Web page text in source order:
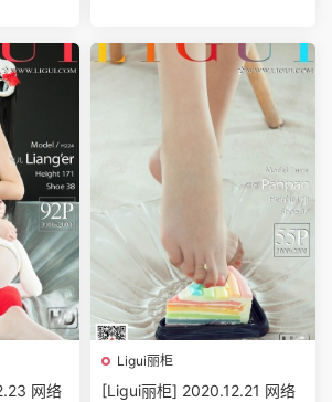
网络
Ligui丽柜
[Ligui丽柜] 2020.12.21 网络